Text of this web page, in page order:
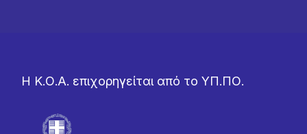
Η Κ.Ο.Α. επιχορηγείται από το ΥΠ.ΠΟ.